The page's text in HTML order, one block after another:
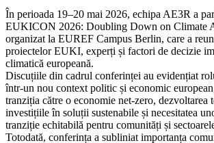
În perioada 19–20 mai 2026, echipa AE3R a
EUKICON 2026: Doubling Down on Climate
organizat la EUREF Campus Berlin, care a
proiectelor EUKI, experți și factori de decizie
climatică europeană.
Discuțiile din cadrul conferinței au evidențiat
într-un nou context politic și economic
tranziția către o economie net-zero,
investițiile în soluții sustenabile și necesitatea
tranziție echitabilă pentru comunități și
Totodată, conferința a subliniat importanța